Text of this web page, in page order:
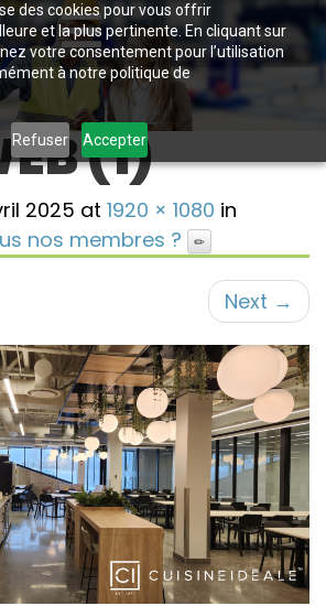
des cookies pour vous offrir
et la plus pertinente. En cliquant sur
votre consentement pour l’utilisation
à notre politique de
Refuser Accepter
(1)
2025 at 1920 × 1080 in
nos membres ?
Next →